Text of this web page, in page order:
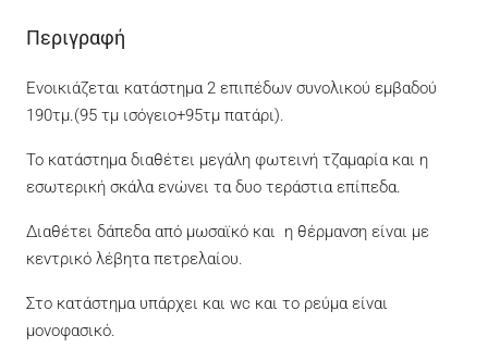
Περιγραφή
Ενοικιάζεται κατάστημα 2 επιπέδων συνολικού εμβαδού
190τμ.(95 τμ ισόγειο+95τμ πατάρι).
Το κατάστημα διαθέτει μεγάλη φωτεινή τζαμαρία και η
εσωτερική σκάλα ενώνει τα δυο τεράστια επίπεδα.
Διαθέτει δάπεδα από μωσαϊκό και η θέρμανση είναι με
κεντρικό λέβητα πετρελαίου.
Στο κατάστημα υπάρχει και wc και το ρεύμα είναι
μονοφασικό.